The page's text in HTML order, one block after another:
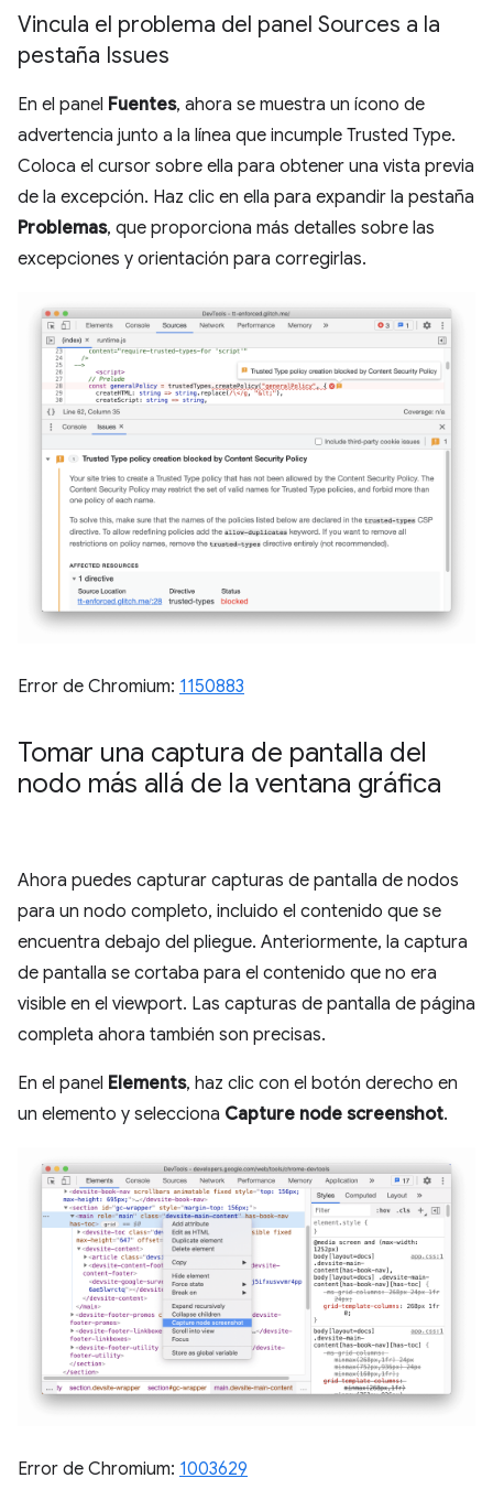
Vincula el problema del panel Sources a la
pestaña Issues
En el panel Fuentes, ahora se muestra un ícono de
advertencia junto a la línea que incumple Trusted Type.
Coloca el cursor sobre ella para obtener una vista previa
de la excepción. Haz clic en ella para expandir la pestaña
Problemas, que proporciona más detalles sobre las
excepciones y orientación para corregirlas.
Error de Chromium: 1150883
Tomar una captura de pantalla del
nodo más allá de la ventana gráfica
Ahora puedes capturar capturas de pantalla de nodos
para un nodo completo, incluido el contenido que se
encuentra debajo del pliegue. Anteriormente, la captura
de pantalla se cortaba para el contenido que no era
visible en el viewport. Las capturas de pantalla de página
completa ahora también son precisas.
En el panel Elements, haz clic con el botón derecho en
un elemento y selecciona Capture node screenshot.
Error de Chromium: 1003629